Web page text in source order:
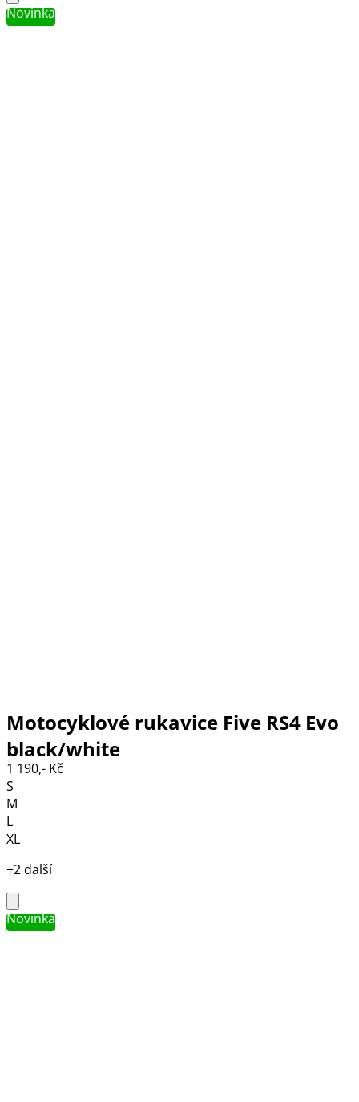
Novinka
Motocyklové rukavice Five RS4 Evo
black/white
1 190,- Kč
S
M
L
XL
+2 další
Novinka